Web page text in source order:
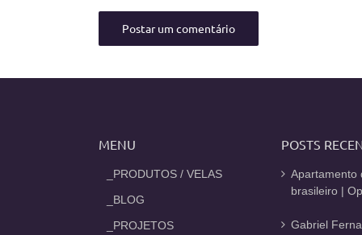
MENU
_PRODUTOS / VELAS
_BLOG
_PROJETOS
POSTS
Apartamento
brasileiro |
Gabriel